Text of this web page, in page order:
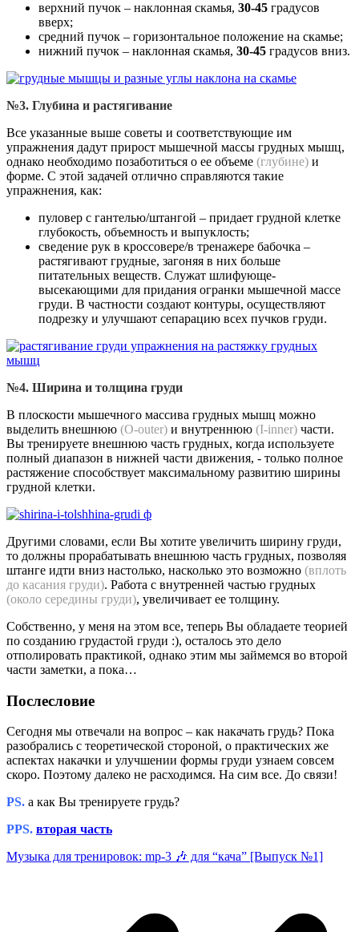
верхний пучок – наклонная скамья, 30-45 градусов
вверх;
средний пучок – горизонтальное положение на скамье;
нижний пучок – наклонная скамья, 30-45 градусов вниз.
№3. Глубина и растягивание
Все указанные выше советы и соответствующие им
упражнения дадут прирост мышечной массы грудных мышц,
однако необходимо позаботиться о ее объеме (глубине) и
форме. С этой задачей отлично справляются такие
упражнения, как:
пуловер с гантелью/штангой – придает грудной клетке
глубокость, объемность и выпуклость;
сведение рук в кроссовере/в тренажере бабочка –
растягивают грудные, загоняя в них больше
питательных веществ. Служат шлифующе-
высекающими для придания огранки мышечной массе
груди. В частности создают контуры, осуществляют
подрезку и улучшают сепарацию всех пучков груди.
№4. Ширина и толщина груди
В плоскости мышечного массива грудных мышц можно
выделить внешнюю (O-outer) и внутреннюю (I-inner) части.
Вы тренируете внешнюю часть грудных, когда используете
полный диапазон в нижней части движения, - только полное
растяжение способствует максимальному развитию ширины
грудной клетки.
Другими словами, если Вы хотите увеличить ширину груди,
то должны прорабатывать внешнюю часть грудных, позволяя
штанге идти вниз настолько, насколько это возможно (вплоть
до касания груди). Работа с внутренней частью грудных
(около середины груди), увеличивает ее толщину.
Собственно, у меня на этом все, теперь Вы обладаете теорией
по созданию грудастой груди :), осталось это дело
отполировать практикой, однако этим мы займемся во второй
части заметки, а пока…
Послесловие
Сегодня мы отвечали на вопрос – как накачать грудь? Пока
разобрались с теоретической стороной, о практических же
аспектах накачки и улучшении формы груди узнаем совсем
скоро. Поэтому далеко не расходимся. На сим все. До связи!
PS. а как Вы тренируете грудь?
PPS. вторая часть
Музыка для тренировок: mp-3 🎶 для “кача” [Выпуск №1]